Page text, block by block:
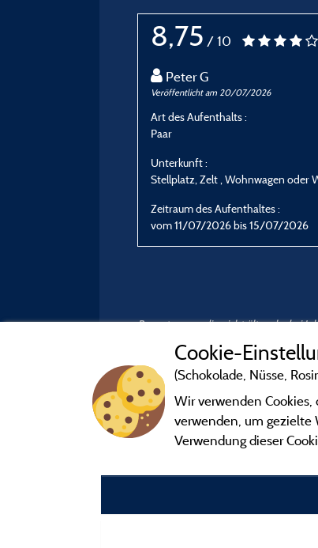
8,75 / 10
Peter G
Veröffentlicht am 20/07/2026
Art des Aufenthalts :
Paar
Unterkunft :
Stellplatz, Zelt , Wohnwagen oder
Zeitraum des Aufenthaltes :
vom 11/07/2026 bis 15/07/2026
Bewertungen, die nicht älter als drei
Cookie-
(Schokolade, Nüsse,
Wir verwenden
verwenden, um gezielte
Verwendung dieser